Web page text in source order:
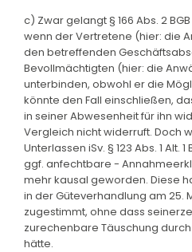
c) Zwar gelangt § 166 Abs. 2
wenn der Vertretene (hier: die
den betreffenden
Bevollmächtigten (hier: die
unterbinden, obwohl er die
könnte den Fall einschließen,
in seiner Abwesenheit für ihn
Vergleich nicht widerruft. Doch
Unterlassen iSv. § 123 Abs. 1 Alt.
ggf. anfechtbare -
mehr kausal geworden. Diese
in der Güteverhandlung am 25.
zugestimmt, ohne dass
zurechenbare Täuschung
hätte.